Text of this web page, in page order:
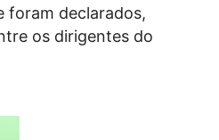
foram declarados,
os dirigentes do